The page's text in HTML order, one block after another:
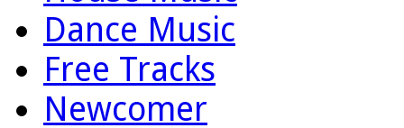
Dance Music
Free Tracks
Newcomer